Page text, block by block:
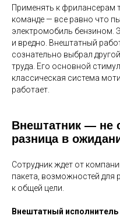
Применять к фрилансерам
команде — все равно что
электромобиль бензином.
и вредно. Внештатный
сознательно выбрал
труда. Его основной
классическая система
работает.
Внештатник — не
разница в
Сотрудник ждет от
пакета, возможностей для
к общей цели.
Внештатный